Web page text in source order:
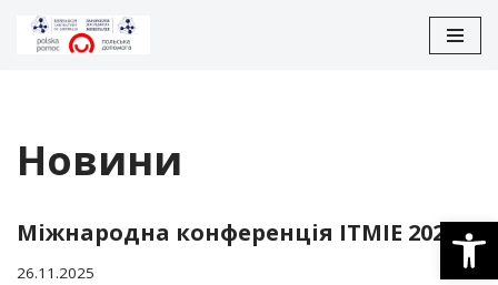
Перейти
Новини
Міжнародна конференція ITMIE 2025
26.11.2025